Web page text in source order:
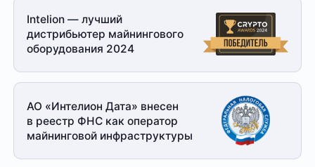
Intelion — лучший
дистрибьютер майнингового
оборудования 2024
АО «Интелион Дата» внесен
в реестр ФНС как оператор
майнинговой инфраструктуры